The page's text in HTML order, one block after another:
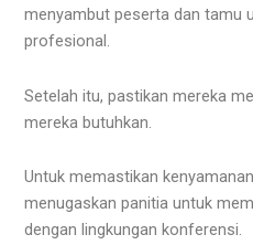
menyambut peserta dan tamu
profesional.
Setelah itu, pastikan mereka
mereka butuhkan.
Untuk memastikan
menugaskan panitia untuk
dengan lingkungan konferensi.